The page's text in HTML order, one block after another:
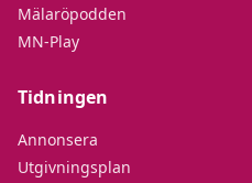
Mälaröpodden
MN-Play
Tidningen
Annonsera
Utgivningsplan